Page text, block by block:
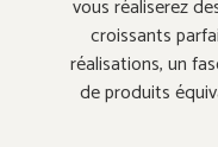
vous réaliserez
croissants
réalisations, un
de produits